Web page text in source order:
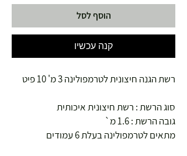
הוסף לסל
קנה עכשיו
רשת הגנה חיצונית לטרמפולינה 3 מ' 10 פיט
סוג הרשת : רשת חיצונית איכותית
גובה הרשת : 1.6 מ`
מתאים לטרמפולינה בעלת 6 עמודים